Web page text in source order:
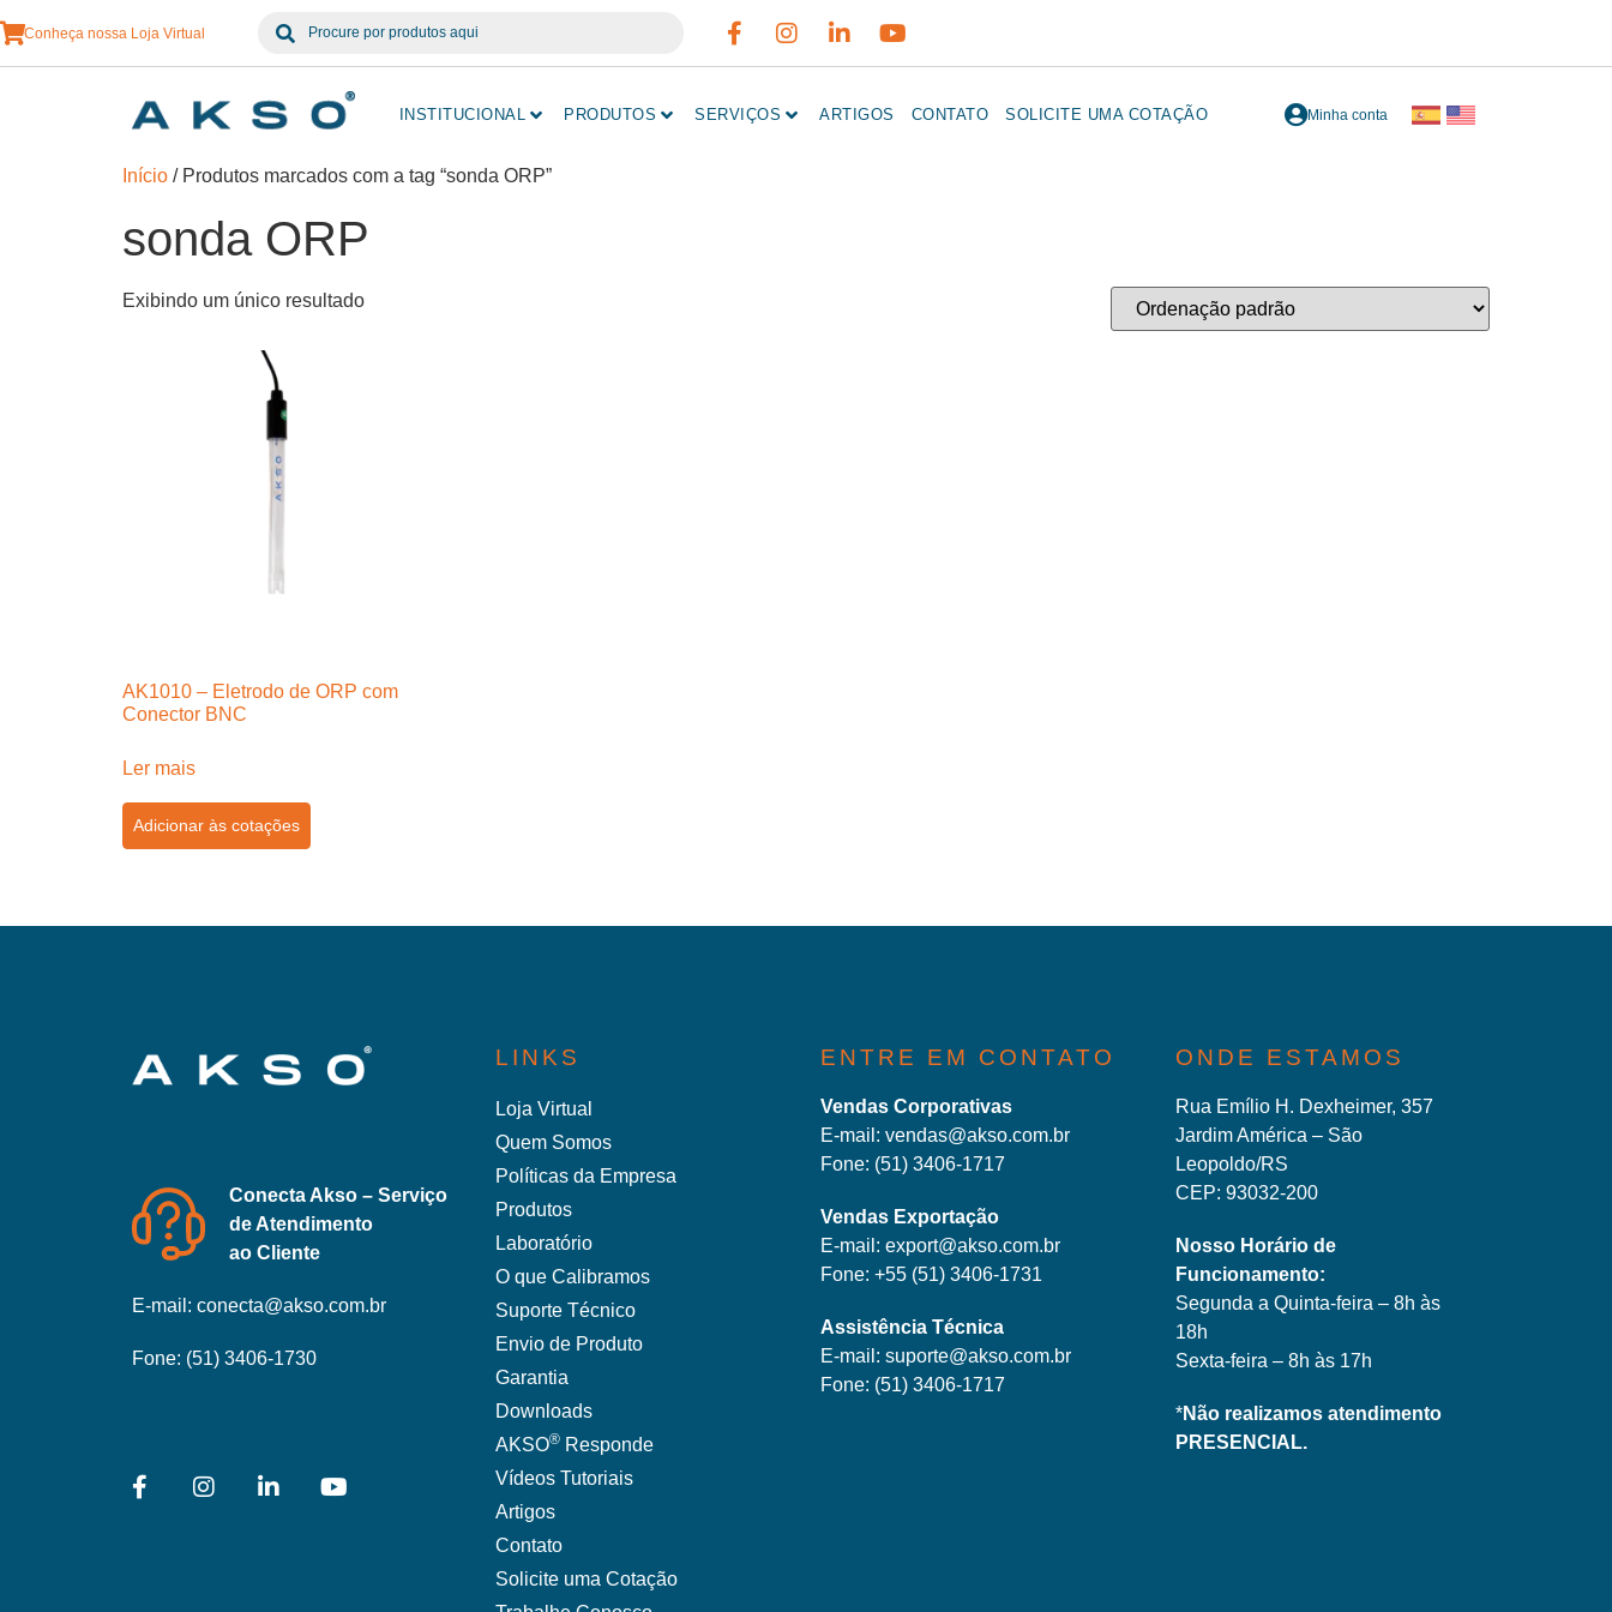
Conheça nossa Loja Virtual
INSTITUCIONAL PRODUTOS SERVIÇOS ARTIGOS CONTATO SOLICITE UMA COTAÇÃO Minha conta
Início / Produtos marcados com a tag “sonda ORP”
sonda ORP
Exibindo um único resultado
AK1010 – Eletrodo de ORP com
Conector BNC
Ler mais
Adicionar às cotações
Conecta Akso – Serviço
de Atendimento
ao Cliente
E-mail: conecta@akso.com.br
Fone: (51) 3406-1730
LINKS
Loja Virtual
Quem Somos
Políticas da Empresa
Produtos
Laboratório
O que Calibramos
Suporte Técnico
Envio de Produto
Garantia
Downloads
AKSO® Responde
Vídeos Tutoriais
Artigos
Contato
Solicite uma Cotação
ENTRE EM CONTATO
Vendas Corporativas
E-mail:vendas@akso.com.br
Fone: (51) 3406-1717
Vendas Exportação
E-mail:export@akso.com.br
Fone:+55 (51) 3406-1731
Assistência Técnica
E-mail:suporte@akso.com.br
Fone: (51) 3406-1717
ONDE ESTAMOS
Rua Emílio H. Dexheimer, 357
Jardim América – São
Leopoldo/RS
CEP: 93032-200
Nosso Horário de
Funcionamento:
Segunda a Quinta-feira – 8h às
18h
Sexta-feira – 8h às 17h
*Não realizamos atendimento
PRESENCIAL.